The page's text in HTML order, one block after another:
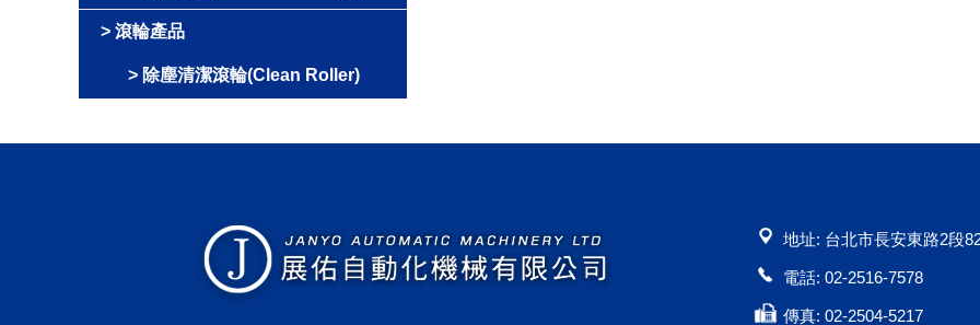
滾輪產品
除塵清潔滾輪(Clean Roller)
地址: 台北市長安東路2段
電話: 02-2516-7578
傳真: 02-2504-5217